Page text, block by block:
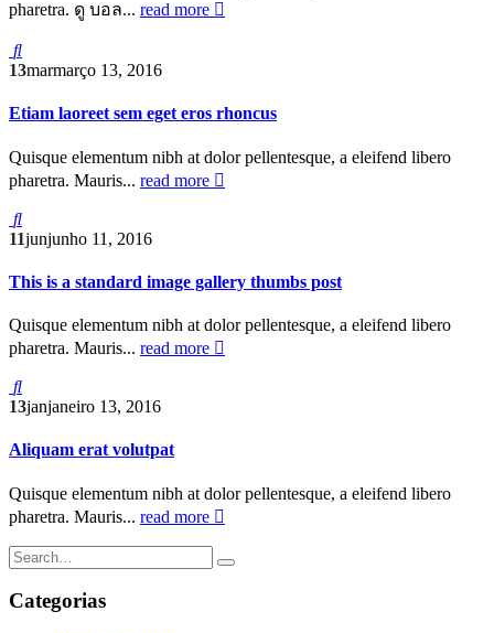
pharetra. ดู บอล... read more
13marmarço 13, 2016
Etiam laoreet sem eget eros rhoncus
Quisque elementum nibh at dolor pellentesque, a eleifend libero
pharetra. Mauris... read more
11junjunho 11, 2016
This is a standard image gallery thumbs post
Quisque elementum nibh at dolor pellentesque, a eleifend libero
pharetra. Mauris... read more
13janjaneiro 13, 2016
Aliquam erat volutpat
Quisque elementum nibh at dolor pellentesque, a eleifend libero
pharetra. Mauris... read more
Categorias